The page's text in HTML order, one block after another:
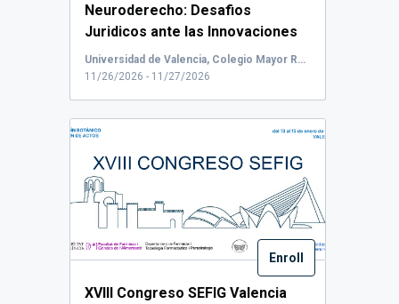
Neuroderecho: Desafios
Juridicos ante las Innovaciones
Tecnológicas. I Congre...
Universidad de Valencia, Colegio Mayor Rector Peset, Plaza del Horno de San Nicolás, Valencia, España
11/26/2026 - 11/27/2026
Enroll
XVIII Congreso SEFIG Valencia